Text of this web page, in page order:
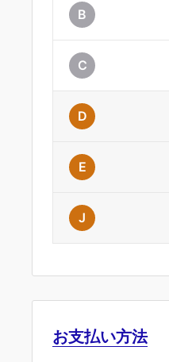
B
C
D
E
J
お支払い方法